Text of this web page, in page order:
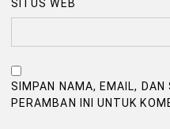
SITUS WEB
SIMPAN NAMA, EMAIL, DAN
PERAMBAN INI UNTUK